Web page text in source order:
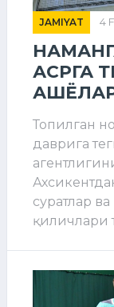
JAMIYAT 4
АСРГА
Топилган
даврига
суратлар
қиличлари